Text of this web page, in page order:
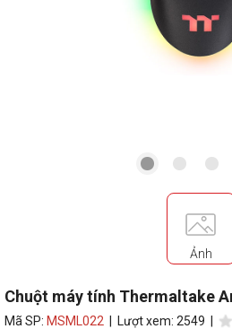
Ảnh
Chuột máy tính Thermaltake
Mã SP: MSML022 | Lượt xem: 2549 |